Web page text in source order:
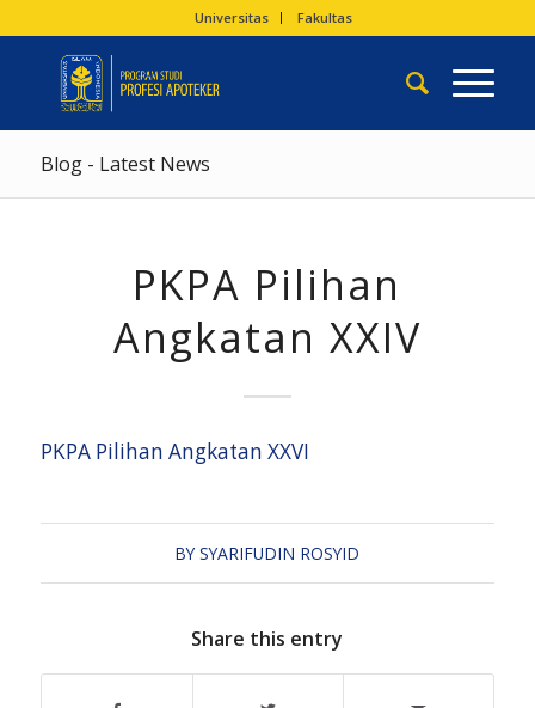
Universitas Fakultas
Blog - Latest News
PKPA Pilihan
Angkatan XXIV
PKPA Pilihan Angkatan XXVI
BYSYARIFUDIN ROSYID
Share this entry